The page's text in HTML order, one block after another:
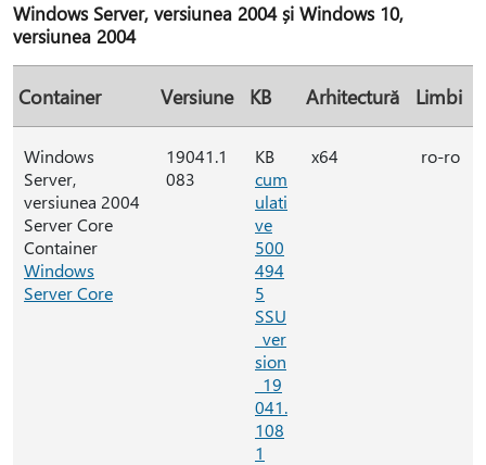
Windows Server, versiunea 2004 și Windows 10,
versiunea 2004
Container Versiune KB Arhitectură Limbi
Windows
Server,
versiunea 2004
Server Core
Container
Windows
Server Core
19041.1
083
KB
cum
ulati
ve
500
494
5
SSU
_ver
sion
_19
041.
108
1
x64 ro-ro